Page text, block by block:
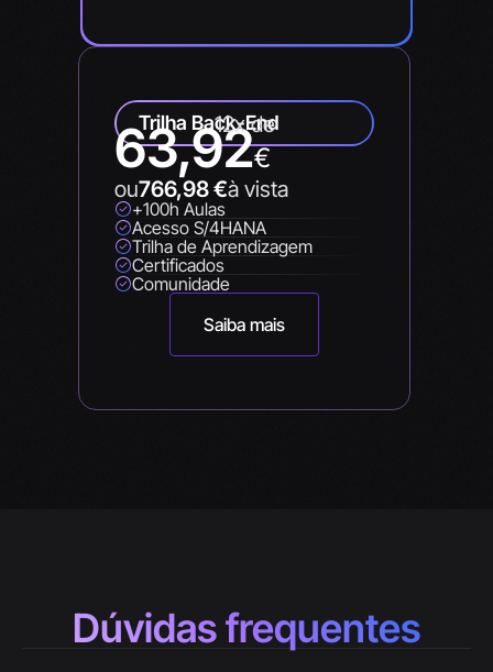
Trilha Back-End
12x de
63,92€
ou766,98€à vista
+100h Aulas
Acesso S/4HANA
Trilha de Aprendizagem
Certificados
Comunidade
Saiba mais
Dúvidas frequentes